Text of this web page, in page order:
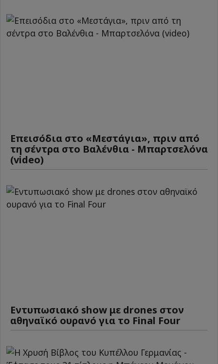
Επεισόδια στο «Μεστάγια», πριν από
τη σέντρα στο Βαλένθια - Μπαρτσελόνα
(video)
Εντυπωσιακό show με drones στον
αθηναϊκό ουρανό για το Final Four